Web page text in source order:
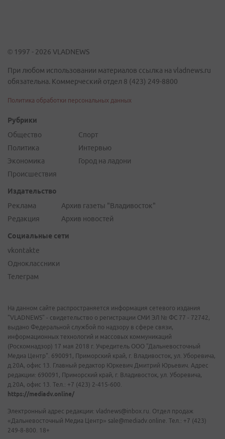
© 1997 - 2026 VLADNEWS
При любом использовании материалов ссылка на vladnews.ru
обязательна. Коммерческий отдел 8 (423) 249-8800
Политика обработки персональных данных
Рубрики
Общество
Политика
Экономика
Происшествия
Спорт
Интервью
Город на ладони
Издательство
Реклама
Редакция
Архив газеты "Владивосток"
Архив новостей
Социальные сети
vkontakte
Одноклассники
Телеграм
На данном сайте распространяется информация сетевого издания
"VLADNEWS" - свидетельство о регистрации СМИ ЭЛ № ФС 77 - 72742,
выдано Федеральной службой по надзору в сфере связи,
информационных технологий и массовых коммуникаций
(Роскомнадзор) 17 мая 2018 г. Учредитель ООО "Дальневосточный
Медиа Центр". 690091, Приморский край, г. Владивосток, ул. Уборевича,
д.20А, офис 13. Главный редактор Юркевич Дмитрий Юрьевич. Адрес
редакции: 690091, Приморский край, г. Владивосток, ул. Уборевича,
д.20А, офис 13. Тел.: +7 (423) 2-415-600.
https://mediadv.online/
Электронный адрес редакции: vladnews@inbox.ru. Отдел продаж
«Дальневосточный Медиа Центр» sale@mediadv.online. Тел.: +7 (423)
249-8-800. 18+